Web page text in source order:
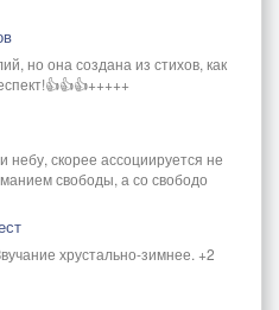
но она создана из стихов, как
небу, скорее ассоциируется не
свободы, а со свободо
хрустально-зимнее. +2